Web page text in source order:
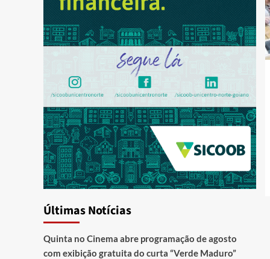
Últimas Notícias
Quinta no Cinema abre programação de agosto
com exibição gratuita do curta “Verde Maduro”